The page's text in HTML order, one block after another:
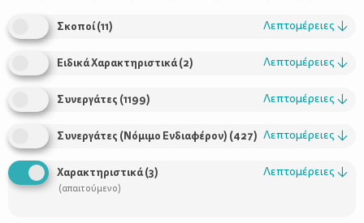
Η ζέστη και η υγρασία του καλοκαιριού είναι παράγοντες που
ευνοούν την εμφάνιση της Εξωτερικής Ωτίτιδας, της φλεγμονής
του εξωτερικού ακουστικού πόρου, που σαμποτάρει τις
διακοπές μας. Αποκαλείται και «ωτίτιδα των κολυμβητών »
(«swimmer’s ear»), καθώς εμφανίζεται συχνά σε αθλητές της
κολύμβησης και σε άτομα (παιδιά) που περνούν αρκετή ώρα
στη θάλασσα ή στην πισίνα. Οι ατοπικές δερματίτιδες και
νοσήματα όπως ο σακχαρώδης διαβήτης, ακόμη και ο
Σκοποί(11) Λεπτομέρειες ↓
Ειδικά Χαρακτηριστικά(2) Λεπτομέρειες ↓
Συνεργάτες (1199) Λεπτομέρειες ↓
Συνεργάτες (Νόμιμο Ενδιαφέρον) (427) Λεπτομέρειες ↓
Χαρακτηριστικά(3)
(απαιτούμενο)
Λεπτομέρειες ↓